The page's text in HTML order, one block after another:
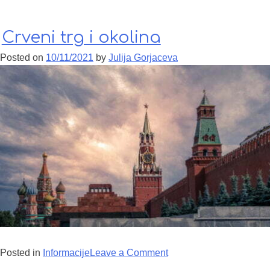
Crveni trg i okolina
Posted on 10/11/2021 by Julija Gorjaceva
Posted in InformacijeLeave a Commenton Crveni trg i okolina